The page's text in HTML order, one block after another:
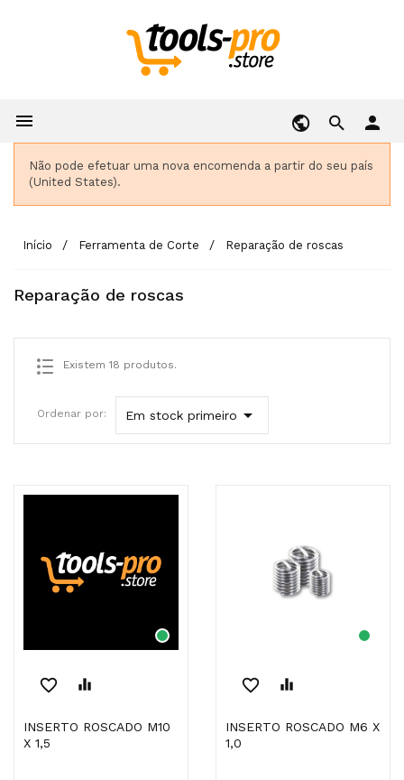
 person
Não pode efetuar uma nova encomenda a partir do seu país
(United States).
Início Ferramenta de Corte Reparação de roscas
Reparação de roscas
Existem 18 produtos.
Ordenar por: Em stock primeiro 
favorite_border equalizer
INSERTO ROSCADO M10
X 1,5
favorite_border equalizer
INSERTO ROSCADO M6 X
1,0